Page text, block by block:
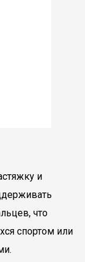
и
что
спортом или